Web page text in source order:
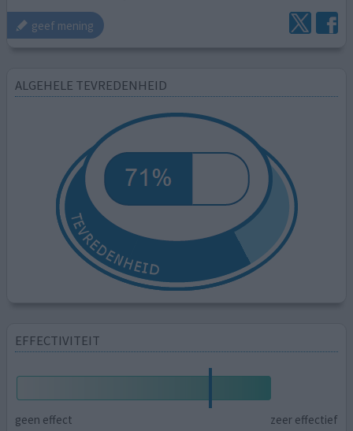
geef mening
ALGEHELE TEVREDENHEID
EFFECTIVITEIT
geen effect zeer effectief